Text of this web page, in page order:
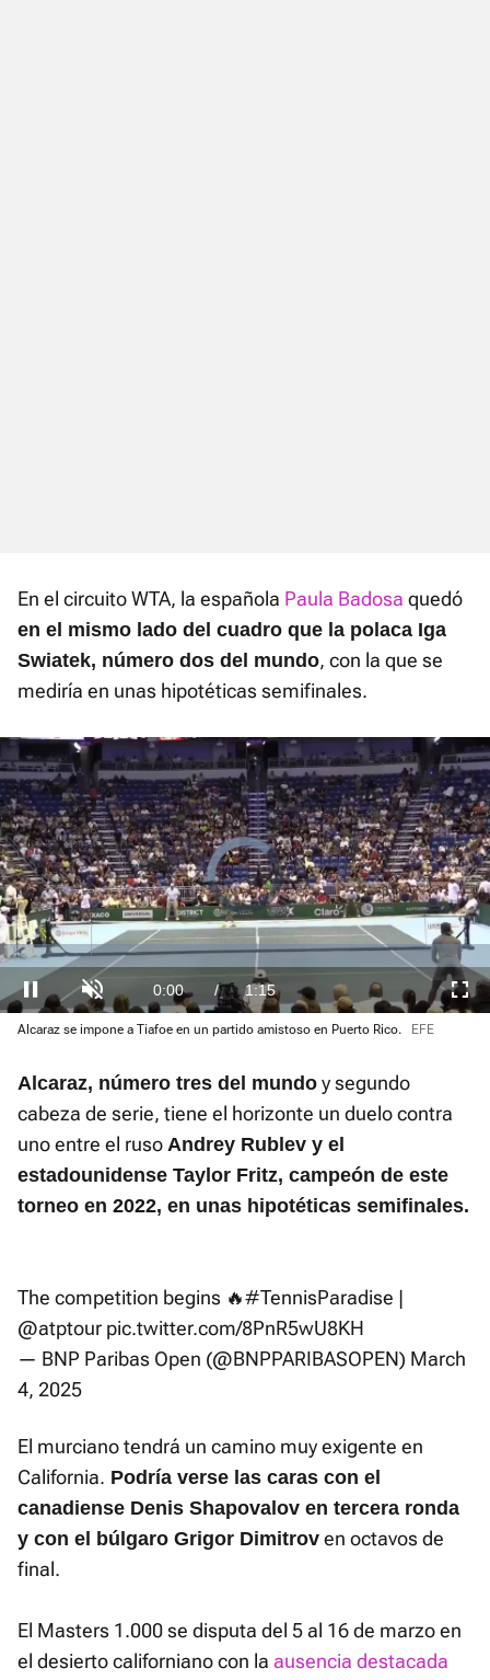
En el circuito WTA, la española Paula Badosa quedó
en el mismo lado del cuadro que la polaca Iga
Swiatek, número dos del mundo, con la que se
mediría en unas hipotéticas semifinales.
Unmute Current
Time
0:00 / Duration
1:15
Loaded
El sonido está silenciado, puedes
activarlo desde la barra de control
Alcaraz se impone a Tiafoe en un partido amistoso en Puerto Rico. EFE
Alcaraz, número tres del mundo y segundo
cabeza de serie, tiene el horizonte un duelo contra
uno entre el ruso Andrey Rublev y el
estadounidense Taylor Fritz, campeón de este
torneo en 2022, en unas hipotéticas semifinales.
The competition begins 🔥#TennisParadise |
@atptour pic.twitter.com/8PnR5wU8KH
— BNP Paribas Open (@BNPPARIBASOPEN) March
4, 2025
El murciano tendrá un camino muy exigente en
California. Podría verse las caras con el
canadiense Denis Shapovalov en tercera ronda
y con el búlgaro Grigor Dimitrov en octavos de
final.
El Masters 1.000 se disputa del 5 al 16 de marzo en
el desierto californiano con la ausencia destacada